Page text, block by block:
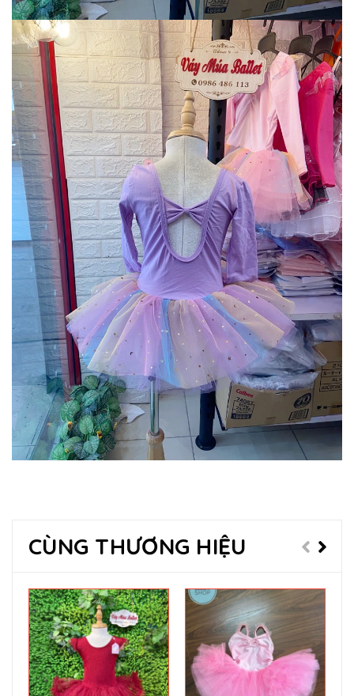
CÙNG THƯƠNG HIỆU